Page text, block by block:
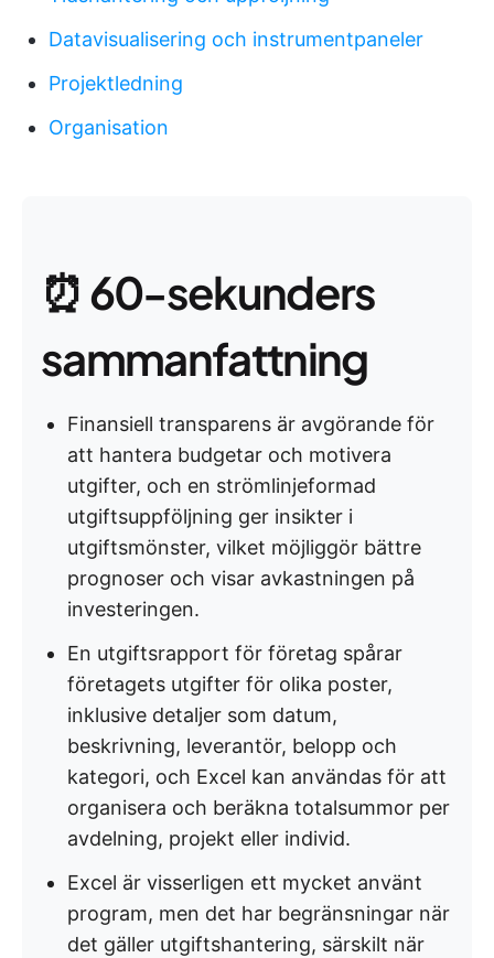
Datavisualisering och instrumentpaneler
Projektledning
Organisation
⏰ 60-sekunders
sammanfattning
Finansiell transparens är avgörande för
att hantera budgetar och motivera
utgifter, och en strömlinjeformad
utgiftsuppföljning ger insikter i
utgiftsmönster, vilket möjliggör bättre
prognoser och visar avkastningen på
investeringen.
En utgiftsrapport för företag spårar
företagets utgifter för olika poster,
inklusive detaljer som datum,
beskrivning, leverantör, belopp och
kategori, och Excel kan användas för att
organisera och beräkna totalsummor per
avdelning, projekt eller individ.
Excel är visserligen ett mycket använt
program, men det har begränsningar när
det gäller utgiftshantering, särskilt när